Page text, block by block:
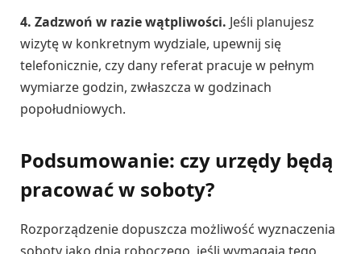
4. Zadzwoń w razie wątpliwości. Jeśli planujesz
wizytę w konkretnym wydziale, upewnij się
telefonicznie, czy dany referat pracuje w pełnym
wymiarze godzin, zwłaszcza w godzinach
popołudniowych.
Podsumowanie: czy urzędy będą
pracować w soboty?
Rozporządzenie dopuszcza możliwość wyznaczenia